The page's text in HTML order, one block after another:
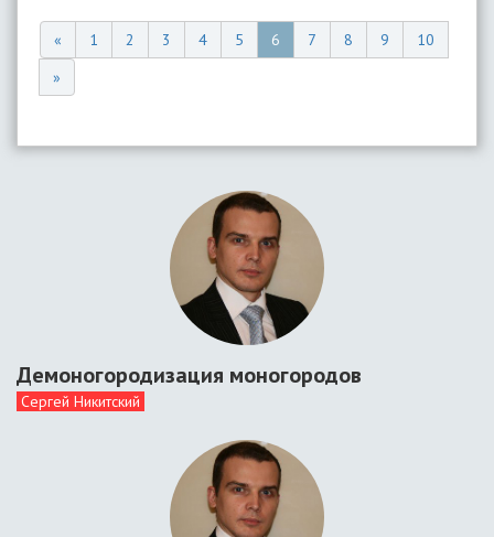
« 1 2 3 4 5 6 7 8 9
10
»
Демоногородизация моногородов
Сергей Никитский